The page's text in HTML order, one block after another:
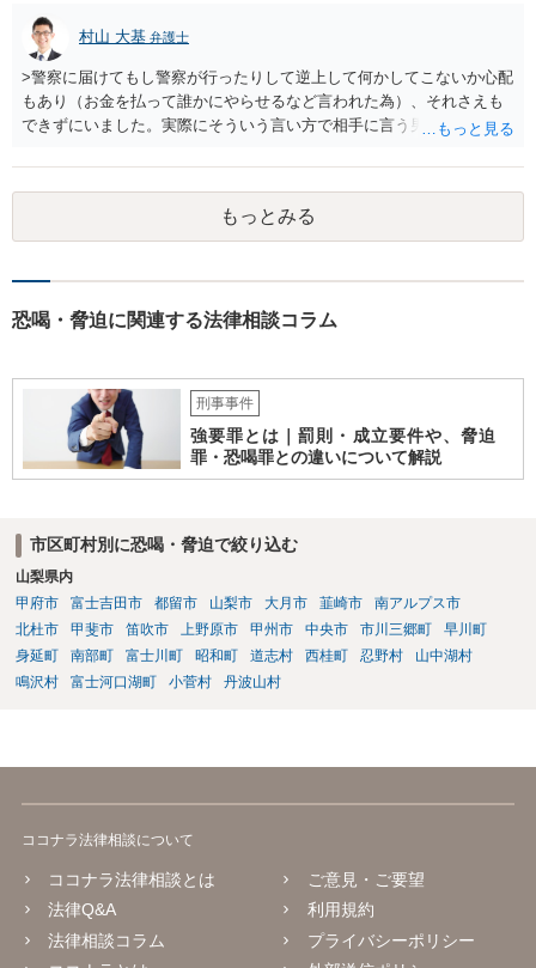
村山 大基 弁護士
>警察に届けてもし警察が行ったりして逆上して何かしてこないか心配
もあり（お金を払って誰かにやらせるなど言われた為）、それさえも
できずにいました。実際にそういう言い方で相手に言う男性はする可
で、早めに警察に相談することをお勧めします。 ただ、ストーカーや
DVの事件で、逆上して何かすると大きく報道されるので印象が強いで
すが、警察から注意を受けたり、逮捕されたりするとおとなしくなる
方も相当数おられます。 もちろんだから今回も大丈夫だと断言はでき
いです。 むしろ、警察や弁護士に相談せず、ご自身だけで抱え込んで
ままいう可能性は低いと思います）。 また、警察に相談したうえで、
もし相手方との間での交渉を任せるのであれば、 弁護士にも相談に行
きましょう。 多分ここで聴いて気が多少なりとも楽になったのではな
いでしょうか。こんな感じで助けを求めつつ進めていくといいと思い
ます。
もっとみる
恐喝・脅迫に関連する法律相談コラム
刑事事件
強要罪とは｜罰則・成立要件や、脅迫
罪・恐喝罪との違いについて解説
市区町村別に恐喝・脅迫で絞り込む
山梨県内
甲府市
富士吉田市 都留市 山梨市 大月市 韮崎市
南アルプス市
北杜市
甲斐市 笛吹市 上野原市 甲州市 中央市 市川三郷町
早川町
身延町
南部町 富士川町 昭和町 道志村 西桂町 忍野村
山中湖村
鳴沢村
富士河口湖町 小菅村 丹波山村
ココナラ法律相談について
ココナラ法律相談とは
法律Q&A
法律相談コラム
ご意見・ご要望
利用規約
プライバシーポリシー